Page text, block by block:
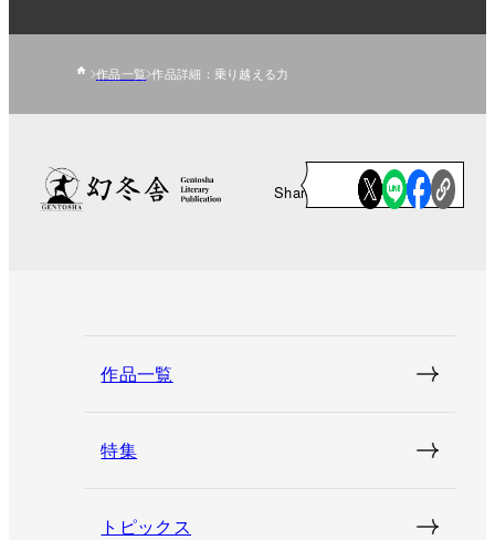
作品一覧 作品詳細：乗り越える力
Share
作品一覧
特集
トピックス